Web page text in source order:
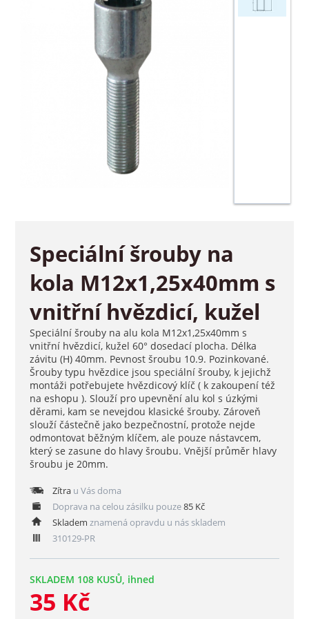
Speciální šrouby na
kola M12x1,25x40mm s
vnitřní hvězdicí, kužel
Speciální šrouby na alu kola M12x1,25x40mm s
vnitřní hvězdicí, kužel 60° dosedací plocha. Délka
závitu (H) 40mm. Pevnost šroubu 10.9. Pozinkované.
Šrouby typu hvězdice jsou speciální šrouby, k jejichž
montáži potřebujete hvězdicový klíč ( k zakoupení též
na eshopu ). Slouží pro upevnění alu kol s úzkými
děrami, kam se nevejdou klasické šrouby. Zároveň
slouží částečně jako bezpečnostní, protože nejde
odmontovat běžným klíčem, ale pouze nástavcem,
který se zasune do hlavy šroubu. Vnější průměr hlavy
šroubu je 20mm.
Zítrau Vás doma
Doprava na celou zásilku pouze85 Kč
Skladem znamená opravdu u nás skladem
310129-PR
SKLADEM 108 KUSŮ, ihned
35 Kč